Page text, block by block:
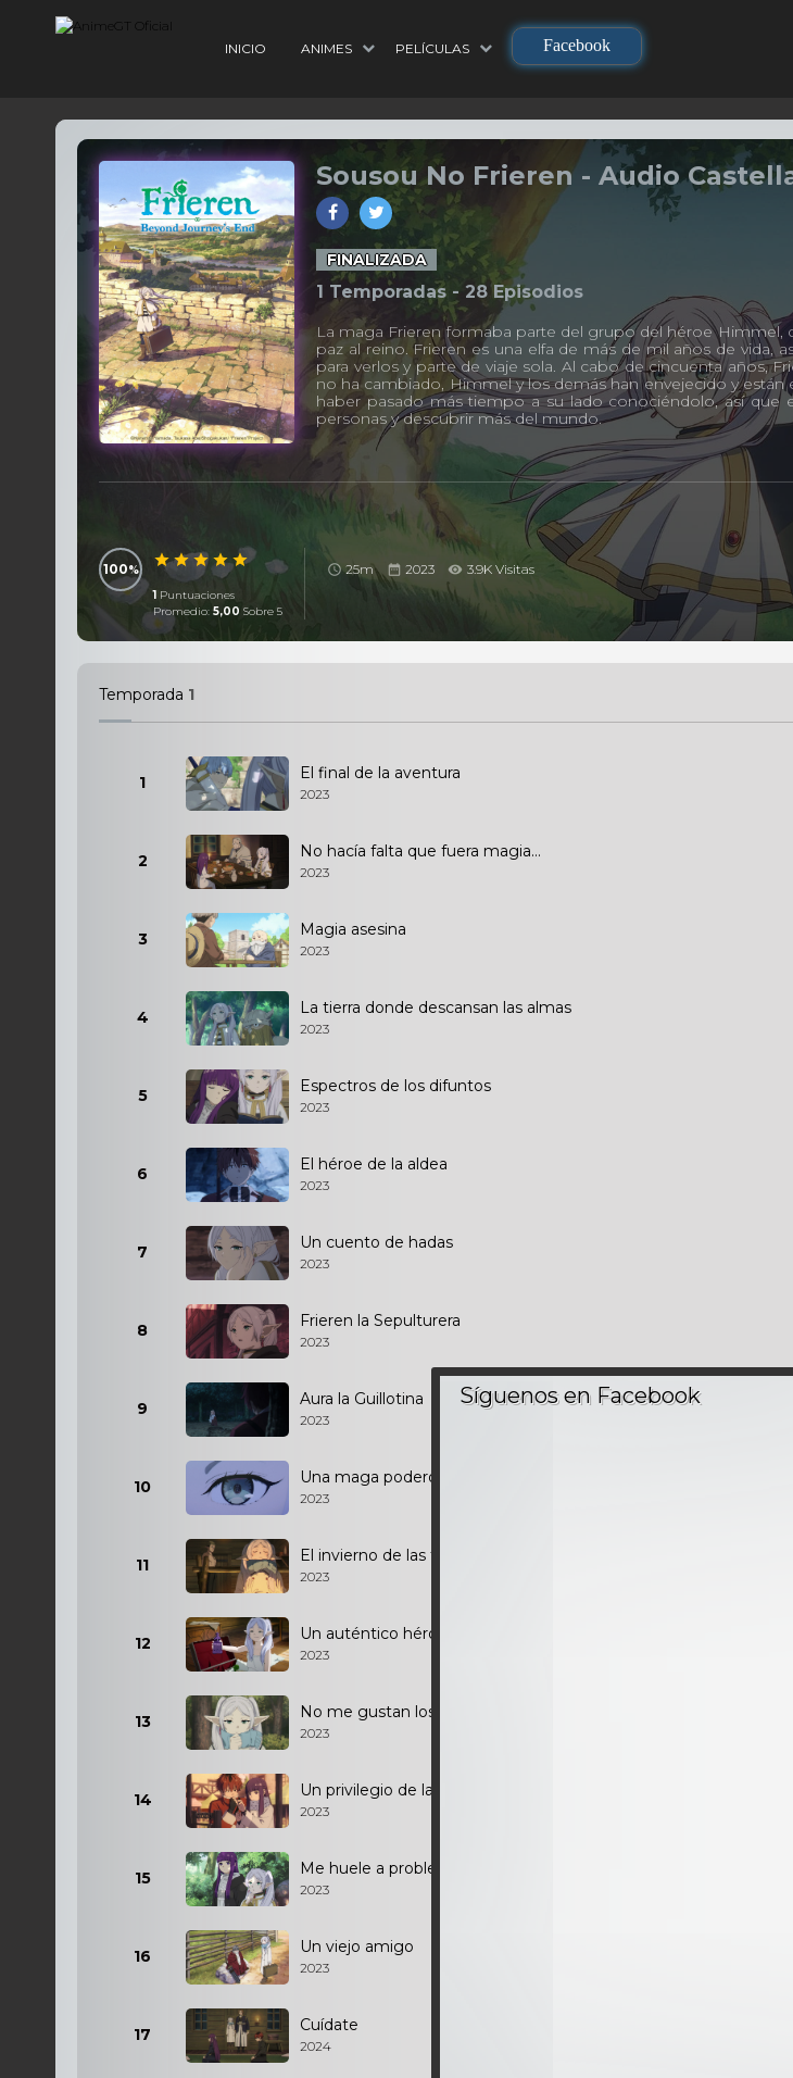
INICIO ANIMES PELÍCULAS Facebook
Sousou No Frieren - Audio
FINALIZADA
1 Temporadas - 28 Episodios
La maga Frieren formaba parte del grupo del héroe Himmel,
paz al reino. Frieren es una elfa de más de mil años de
para verlos y parte de viaje sola. Al cabo de cincuenta años,
no ha cambiado, Himmel y los demás han envejecido y
haber pasado más tiempo a su lado conociéndolo, así
personas y descubrir más del mundo.
100
1 Puntuaciones
Promedio: 5,00 Sobre 5
25m 2023 3.9K Visitas
Temporada 1
1 El final de la aventura
2023
2 No hacía falta que fuera magia…
2023
3 Magia asesina
2023
4 La tierra donde descansan las almas
2023
5 Espectros de los difuntos
2023
6 El héroe de la aldea
2023
7 Un cuento de hadas
2023
8 Frieren la Sepulturera
2023
9 Aura la Guillotina
2023
10 Una maga poderosa
2023
11 El invierno de las tierras del norte
2023
12 Un auténtico héroe
2023
13 No me gustan los que son como yo
2023
14 Un privilegio de la juventud
2023
15 Me huele a problemas
2023
16 Un viejo amigo
2023
17 Cuídate
2024